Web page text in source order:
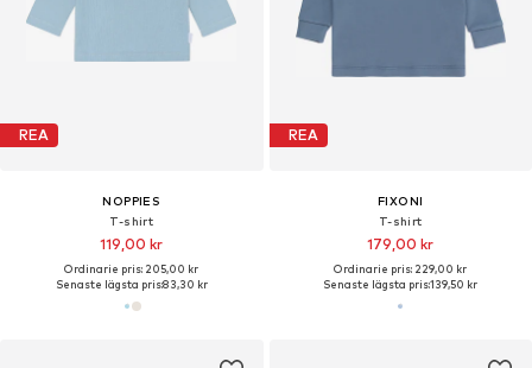
REA
NOPPIES
T-shirt
119,00 kr
Ordinarie pris: 205,00 kr
Senaste lägsta pris:83,30 kr
REA
FIXONI
T-shirt
179,00 kr
Ordinarie pris: 229,00 kr
Senaste lägsta pris:139,50 kr